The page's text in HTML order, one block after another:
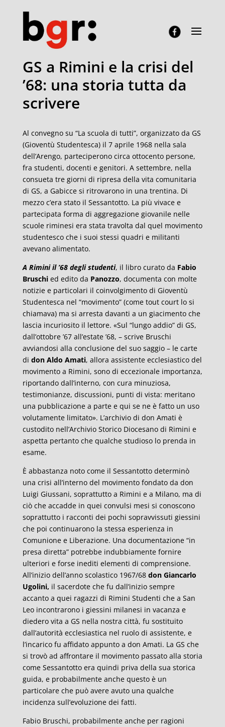
GS a Rimini e la crisi del
’68: una storia tutta da
scrivere
Al convegno su “La scuola di tutti”, organizzato da GS
(Gioventù Studentesca) il 7 aprile 1968 nella sala
dell’Arengo, parteciperono circa ottocento persone,
fra studenti, docenti e genitori. A settembre, nella
consueta tre giorni di ripresa della vita comunitaria
di GS, a Gabicce si ritrovarono in una trentina. Di
mezzo c’era stato il Sessantotto. La più vivace e
partecipata forma di aggregazione giovanile nelle
scuole riminesi era stata travolta dal quel movimento
studentesco che i suoi stessi quadri e militanti
avevano alimentato.
A Rimini il ’68 degli studenti, il libro curato da Fabio
Bruschied edito da Panozzo, documenta con molte
notizie e particolari il coinvolgimento di Gioventù
Studentesca nel “movimento” (come tout court lo si
chiamava) ma si arresta davanti a un giacimento che
lascia incuriosito il lettore. «Sul “lungo addio” di GS,
dall’ottobre ’67 all’estate ’68, – scrive Bruschi
avviandosi alla conclusione del suo saggio – le carte
di don Aldo Amati, allora assistente ecclesiastico del
movimento a Rimini, sono di eccezionale importanza,
riportando dall’interno, con cura minuziosa,
testimonianze, discussioni, punti di vista: meritano
una pubblicazione a parte e qui se ne è fatto un uso
volutamente limitato». L’archivio di don Amati è
custodito nell’Archivio Storico Diocesano di Rimini e
aspetta pertanto che qualche studioso lo prenda in
esame.
È abbastanza noto come il Sessantotto determinò
una crisi all’interno del movimento fondato da don
Luigi Giussani, soprattutto a Rimini e a Milano, ma di
ciò che accadde in quei convulsi mesi si conoscono
soprattutto i racconti dei pochi sopravvissuti giessini
che poi continuarono la stessa esperienza in
Comunione e Liberazione. Una documentazione “in
presa diretta” potrebbe indubbiamente fornire
ulteriori e forse inediti elementi di comprensione.
All’inizio dell’anno scolastico 1967/68 don Giancarlo
Ugolini, il sacerdote che fu dall’inizio sempre
accanto a quei ragazzi di Rimini Studenti che a San
Leo incontrarono i giessini milanesi in vacanza e
diedero vita a GS nella nostra città, fu sostituito
dall’autorità ecclesiastica nel ruolo di assistente, e
l’incarico fu affidato appunto a don Amati. La GS che
si trovò ad affrontare il movimento passato alla storia
come Sessantotto era quindi priva della sua storica
guida, e probabilmente anche questo è un
particolare che può avere avuto una qualche
incidenza sull’evoluzione dei fatti.
Fabio Bruschi, probabilmente anche per ragioni